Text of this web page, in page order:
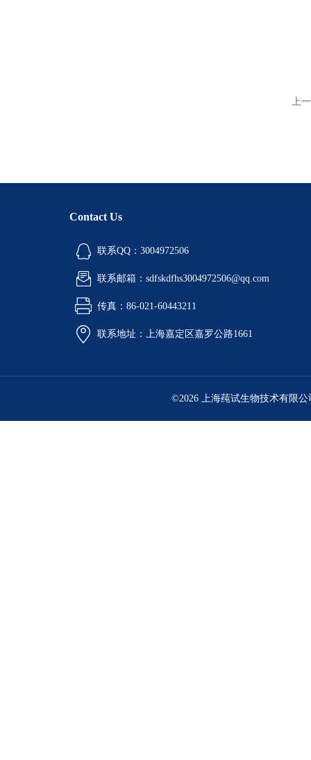
上
Contact Us
联系QQ：3004972506
联系邮箱：sdfskdfhs3004972506@qq.com
传真：86-021-60443211
联系地址：上海嘉定区嘉罗公路1661
©2026 上海莼试生物技术有限